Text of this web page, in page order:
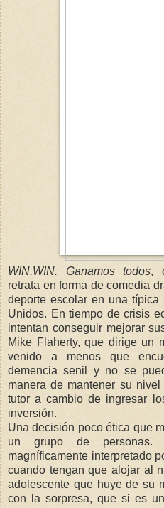
WIN,WIN. Ganamos todos,
retrata en forma de comedia
deporte escolar en una
Unidos. En tiempo de crisis
intentan conseguir mejorar
Mike Flaherty, que dirige un
venido a menos que
demencia senil y no se
manera de mantener su
tutor a cambio de ingresar
inversión.
Una decisión poco ética que
un grupo de personas.
magníficamente interpretado
cuando tengan que alojar al
adolescente que huye de su
con la sorpresa, que si es